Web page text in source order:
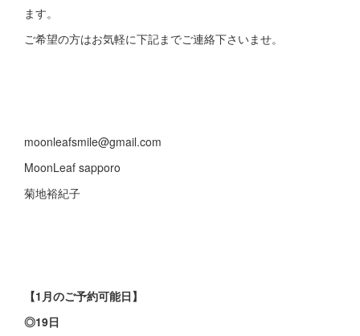
ます。
ご希望の方はお気軽に下記までご連絡下さいませ。
moonleafsmile@gmail.com
MoonLeaf sapporo
菊地裕紀子
【1月のご予約可能日】
◎19日